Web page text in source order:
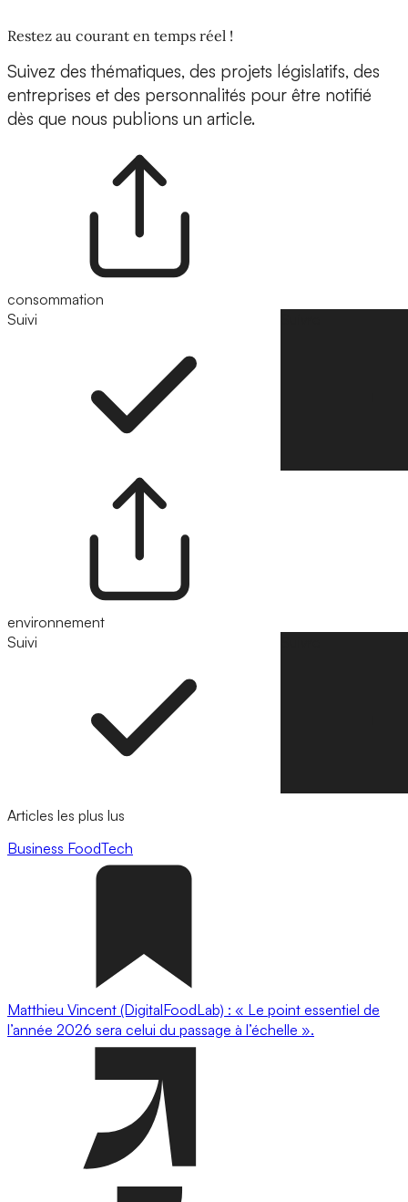
Restez au courant en temps réel !
Suivez des thématiques, des projets législatifs, des
entreprises et des personnalités pour être notifié
dès que nous publions un article.
consommation
Suivi
environnement
Suivi
Articles les plus lus
Business FoodTech
Matthieu Vincent (DigitalFoodLab) : « Le point essentiel de
l’année 2026 sera celui du passage à l’échelle ».